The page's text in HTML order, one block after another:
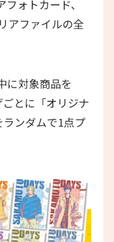
ォトカード、
アファイルの全
に対象商品を
とに「オリジナ
ンダムで1点プ